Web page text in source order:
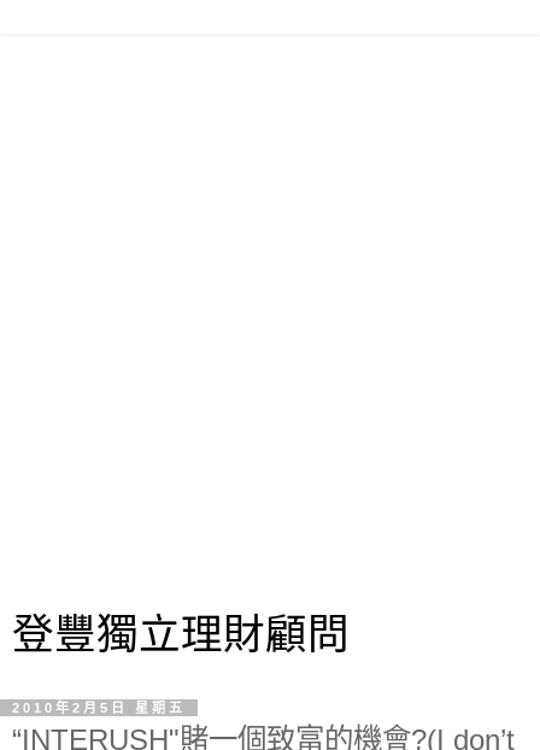
登豐獨立理財顧問
2010年2月5日 星期五
“INTERUSH"賭一個致富的機會?(I don’t